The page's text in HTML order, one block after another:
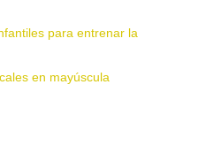
para entrenar la
en mayúscula